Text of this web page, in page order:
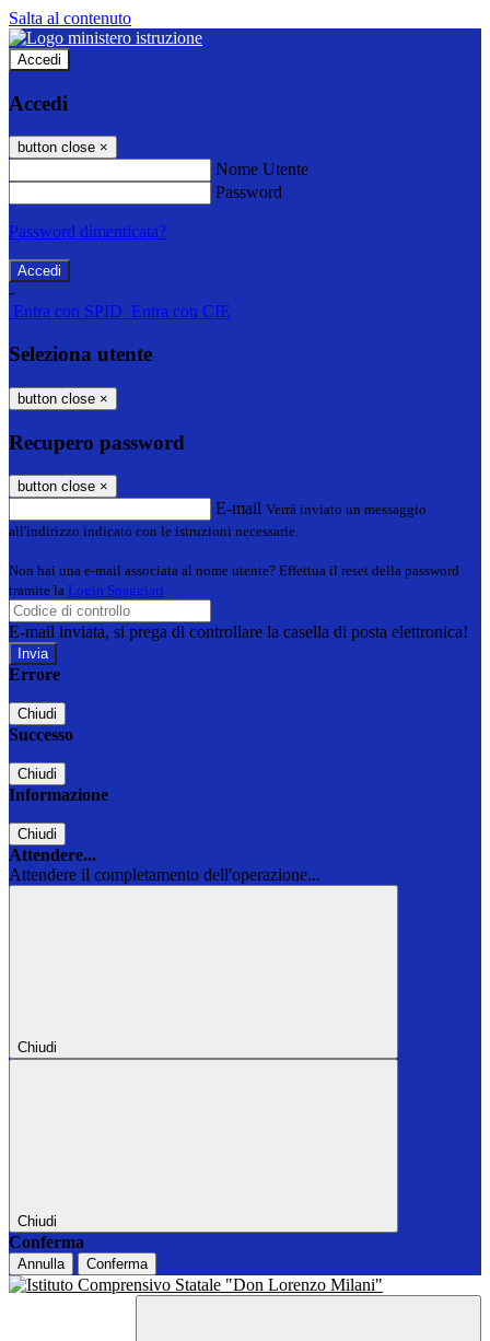
Salta al contenuto
Accedi
Accedi
button close ×
Nome Utente
Password
Password dimenticata?
-
Entra con SPID Entra con CIE
Seleziona utente
button close ×
Recupero password
button close ×
E-mail Verrà inviato un messaggio
all'indirizzo indicato con le istruzioni necessarie.
Non hai una e-mail associata al nome utente? Effettua il reset della password
tramite la Login Spaggiari
E-mail inviata, si prega di controllare la casella di posta elettronica!
Errore
Chiudi
Successo
Chiudi
Informazione
Chiudi
Attendere...
Attendere il completamento dell'operazione...
Chiudi
Chiudi
Conferma
Annulla Conferma